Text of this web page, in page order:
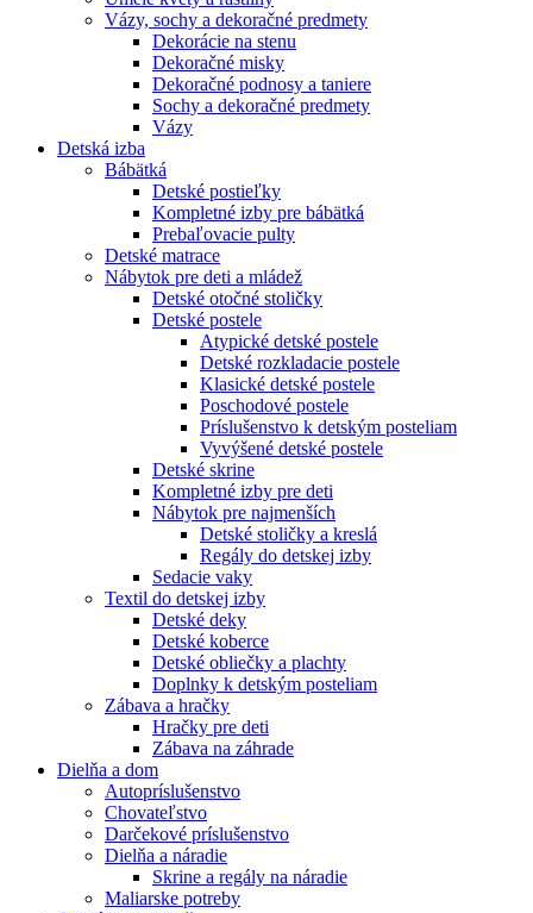
Vázy, sochy a dekoračné predmety
Dekorácie na stenu
Dekoračné misky
Dekoračné podnosy a taniere
Sochy a dekoračné predmety
Vázy
Detská izba
Bábätká
Detské postieľky
Kompletné izby pre bábätká
Prebaľovacie pulty
Detské matrace
Nábytok pre deti a mládež
Detské otočné stoličky
Detské postele
Atypické detské postele
Detské rozkladacie postele
Klasické detské postele
Poschodové postele
Príslušenstvo k detským posteliam
Vyvýšené detské postele
Detské skrine
Kompletné izby pre deti
Nábytok pre najmenších
Detské stoličky a kreslá
Regály do detskej izby
Sedacie vaky
Textil do detskej izby
Detské deky
Detské koberce
Detské obliečky a plachty
Doplnky k detským posteliam
Zábava a hračky
Hračky pre deti
Zábava na záhrade
Dielňa a dom
Autopríslušenstvo
Chovateľstvo
Darčekové príslušenstvo
Dielňa a náradie
Skrine a regály na náradie
Maliarske potreby